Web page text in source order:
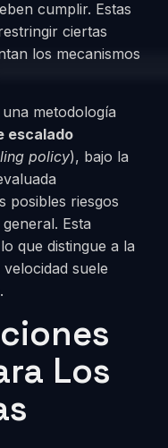
cumplir. Estas
ciertas
los mecanismos
metodología
escalado
policy), bajo la
posibles riesgos
Esta
que distingue a la
suele
Los